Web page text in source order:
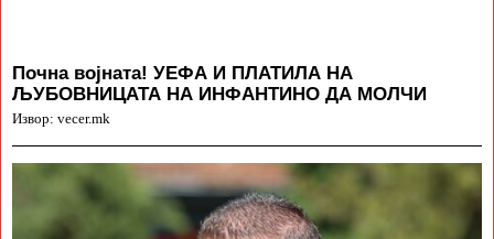
Почна војната! УЕФА И ПЛАТИЛА НА
ЉУБОВНИЦАТА НА ИНФАНТИНО ДА МОЛЧИ
Извор: vecer.mk